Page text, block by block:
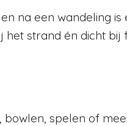
na een wandeling
strand én dicht
spelen of